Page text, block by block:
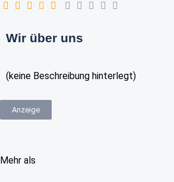
Wir über uns
(keine Beschreibung hinterlegt)
Anzeige
Mehr als